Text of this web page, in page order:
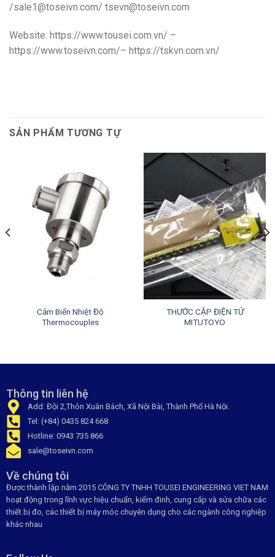
/sale1@toseivn.com/ tsevn@toseivn.com
Website: https://www.tousei.com.vn/ –
https://www.toseivn.com/– https://tskvn.com.vn/
SẢN PHẨM TƯƠNG TỰ
Cảm Biến Nhiệt Độ
Thermocouples
THƯỚC CẶP ĐIỆN TỬ
MITUTOYO
Thông tin liên hệ
Add: Đội 2,Thôn Xuân Bách, Xã Nội Bài, Thành Phố Hà Nội.
Tel: (+84) 0435 824 668
Hotline: 0943 735 866
sale@toseivn.com
Về chúng tôi
Được thành lập năm 2015 CÔNG TY TNHH TOUSEI ENGINEERING VIET NAM
hoạt động trong lĩnh vực hiệu chuẩn, kiểm đinh, cung cấp và sửa chữa các
thiết bị đo, các thiết bị máy móc chuyên dụng cho các ngành công nghiệp
khác nhau